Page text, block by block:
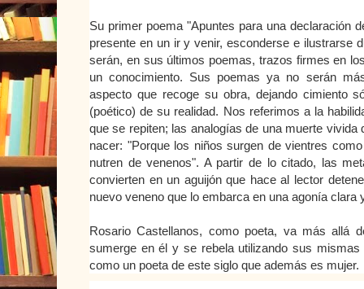
Su primer poema "Apuntes para una declaración
presente en un ir y venir, esconderse e ilustrarse
serán, en sus últimos poemas, trazos firmes en
un conocimiento. Sus poemas ya no serán
aspecto que recoge su obra, dejando cimiento
(poético) de su realidad. Nos referimos a la
que se repiten; las analogías de una muerte
nacer: "Porque los niños surgen de vientres
nutren de venenos". A partir de lo citado, las
convierten en un aguijón que hace al lector
nuevo veneno que lo embarca en una agonía clara
Rosario Castellanos, como poeta, va más allá
sumerge en él y se rebela utilizando sus
como un poeta de este siglo que además es mujer.